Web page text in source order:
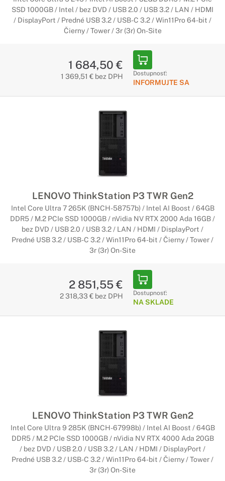
SSD 1000GB / Intel / bez DVD / USB 2.0 / USB 3.2 / LAN / HDMI
/ DisplayPort / Predné USB 3.2 / USB-C 3.2 / Win11Pro 64-bit /
Čierny / Tower / 3r (3r) On-Site
1 684,50 €
1 369,51 € bez DPH Dostupnosť:
INFORMUJTE SA
LENOVO ThinkStation P3 TWR Gen2
Intel Core Ultra 7 265K (BNCH-58757b) / Intel AI Boost / 64GB
DDR5 / M.2 PCIe SSD 1000GB / nVidia NV RTX 2000 Ada 16GB /
bez DVD / USB 2.0 / USB 3.2 / LAN / HDMI / DisplayPort /
Predné USB 3.2 / USB-C 3.2 / Win11Pro 64-bit / Čierny / Tower /
3r (3r) On-Site
2 851,55 €
2 318,33 € bez DPH Dostupnosť:
NA SKLADE
LENOVO ThinkStation P3 TWR Gen2
Intel Core Ultra 9 285K (BNCH-67998b) / Intel AI Boost / 64GB
DDR5 / M.2 PCIe SSD 1000GB / nVidia NV RTX 4000 Ada 20GB
/ bez DVD / USB 2.0 / USB 3.2 / LAN / HDMI / DisplayPort /
Predné USB 3.2 / USB-C 3.2 / Win11Pro 64-bit / Čierny / Tower /
3r (3r) On-Site